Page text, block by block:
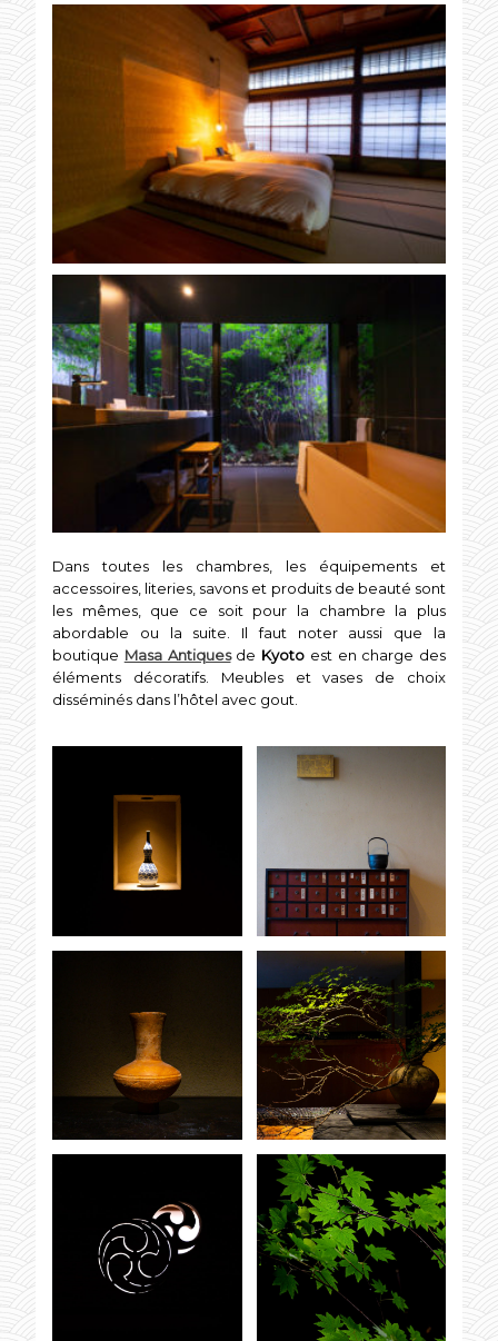
Dans toutes les chambres, les équipements et
accessoires, literies, savons et produits de beauté sont
les mêmes, que ce soit pour la chambre la plus
abordable ou la suite. Il faut noter aussi que la
boutique Masa Antiquesde Kyoto est en charge des
éléments décoratifs. Meubles et vases de choix
disséminés dans l’hôtel avec gout.